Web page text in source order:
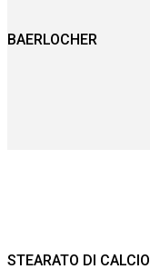
BAERLOCHER
STEARATO DI CALCIO